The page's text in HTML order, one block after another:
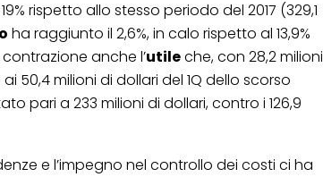
rispetto allo stesso periodo del 2017 (329,1
ha raggiunto il 2,6%, in calo rispetto al 13,9%
anche l’utileche, con 28,2 milioni
50,4 milioni di dollari del 1Q dello scorso
pari a 233 milioni di dollari, contro i 126,9
e l’impegno nel controllo dei costi ci ha